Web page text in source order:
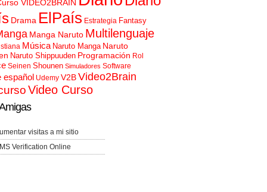
VIDEO2BRAIN
Drama ElPaís Estrategia Fantasy
Manga Naruto Multilenguaje
Música Naruto Manga Naruto
Naruto Shippuuden Programación Rol
Seinen Shounen Simuladores Software
español Udemy V2BVideo2Brain
Video Curso
visitas a mi sitio
Verification Online